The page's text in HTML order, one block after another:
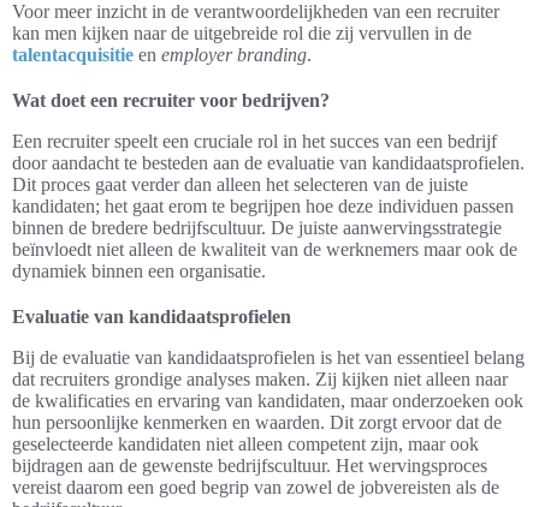
Voor meer inzicht in de verantwoordelijkheden van een recruiter
kan men kijken naar de uitgebreide rol die zij vervullen in de
talentacquisitie en employer branding.
Wat doet een recruiter voor bedrijven?
Een recruiter speelt een cruciale rol in het succes van een bedrijf
door aandacht te besteden aan de evaluatie van kandidaatsprofielen.
Dit proces gaat verder dan alleen het selecteren van de juiste
kandidaten; het gaat erom te begrijpen hoe deze individuen passen
binnen de bredere bedrijfscultuur. De juiste aanwervingsstrategie
beïnvloedt niet alleen de kwaliteit van de werknemers maar ook de
dynamiek binnen een organisatie.
Evaluatie van kandidaatsprofielen
Bij de evaluatie van kandidaatsprofielen is het van essentieel belang
dat recruiters grondige analyses maken. Zij kijken niet alleen naar
de kwalificaties en ervaring van kandidaten, maar onderzoeken ook
hun persoonlijke kenmerken en waarden. Dit zorgt ervoor dat de
geselecteerde kandidaten niet alleen competent zijn, maar ook
bijdragen aan de gewenste bedrijfscultuur. Het wervingsproces
vereist daarom een goed begrip van zowel de jobvereisten als de